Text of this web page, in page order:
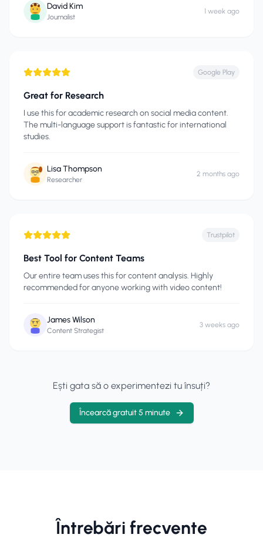
David Kim
Journalist
1 week ago
Google Play
Great for Research
I use this for academic research on social media content.
The multi-language support is fantastic for international
studies.
Lisa Thompson
Researcher
2 months ago
Trustpilot
Best Tool for Content Teams
Our entire team uses this for content analysis. Highly
recommended for anyone working with video content!
James Wilson
Content Strategist
3 weeks ago
Ești gata să o experimentezi tu însuți?
Încearcă gratuit 5 minute
Întrebări frecvente